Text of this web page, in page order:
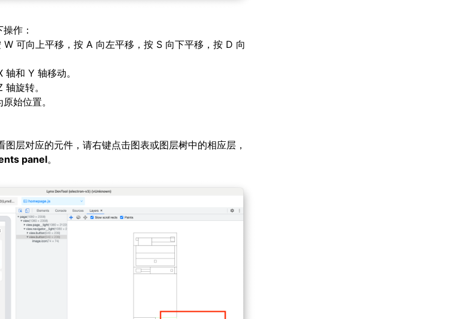
作：
W 可向上平移，按 A 向左平移，按 S 向下平移，按 D 向
轴和 Y 轴移动。
旋转。
始位置。
图层对应的元件，请右键点击图表或图层树中的相应层，
panel。